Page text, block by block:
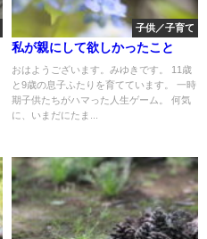
子供／子育て
私が親にして欲しかったこと
おはようございます。みゆきです。 11歳
と9歳の息子ふたりを育てています。 一時
期子供たちがハマった人生ゲーム。 何気
に、いまだにたま...